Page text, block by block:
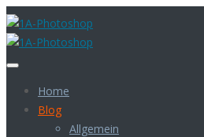
Home
Blog
Allgemein